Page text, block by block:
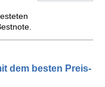
dem besten Preis-